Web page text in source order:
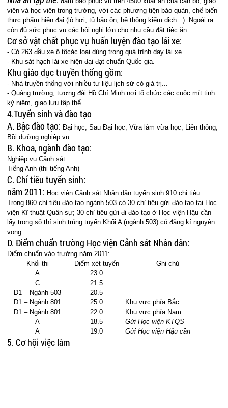
viên và học viên trong trường, với các phương tiện bảo quản, chế biến
thực phẩm hiện đại (lò hơi, tủ bảo ôn, hệ thống kiểm dịch...). Ngoài ra
còn đủ sức phục vụ các hội nghị lớn cho nhu cầu đặt tiệc ăn.
Cơ sở vật chất phục vụ huấn luyện đào tạo lái xe:
- Có 263 đầu xe ô tôcác loại dùng trong quá trình dạy lái xe.
- Khu sát hạch lái xe hiện đại đạt chuẩn Quốc gia.
Khu giáo dục truyền thống gồm:
- Nhà truyền thống với nhiều tư liệu lịch sử có giá trị...
- Quảng trường, tượng đài Hồ Chí Minh nơi tổ chức các cuộc mít tinh
kỷ niệm, giao lưu tập thể...
4.Tuyển sinh và đào tạo
A. Bậc đào tạo:Đại học, Sau Đại học, Vừa làm vừa học, Liên thông,
Bồi dưỡng nghiệp vụ...
B. Khoa, ngành đào tạo:
Nghiệp vụ Cảnh sát
Tiếng Anh (thi tiếng Anh)
C. Chỉ tiêu tuyển sinh:
năm 2011: Học viện Cảnh sát Nhân dân tuyển sinh 910 chỉ tiêu.
Trong 860 chỉ tiêu đào tạo ngành 503 có 30 chỉ tiêu gửi đào tạo tại Học
viện Kĩ thuật Quân sự; 30 chỉ tiêu gửi đi đào tạo ở Học viện Hậu cần
lấy trong số thí sinh trúng tuyển Khối A (ngành 503) có đăng kí nguyện
vọng.
D. Điểm chuẩn trường Học viện Cảnh sát Nhân dân:
Điểm chuẩn vào trường năm 2011:
Khối thi
Điểm xét tuyển
Ghi chú
A
23.0
C
21.5
D1 – Ngành 503
20.5
D1 – Ngành 801
25.0
Khu vực phía Bắc
D1 – Ngành 801
22.0
Khu vực phía Nam
A
18.5
Gửi Học viện KTQS
A
19.0 Gửi Học viện Hậu cần
5. Cơ hội việc làm